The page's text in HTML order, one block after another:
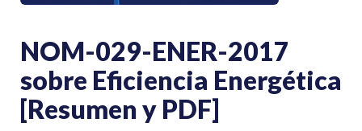
NOM-029-ENER-2017
sobre Eficiencia Energética
[Resumen y PDF]